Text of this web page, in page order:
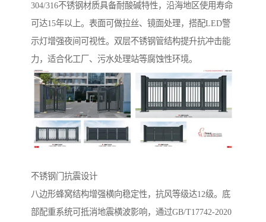
304/316不锈钢材质具备耐酸碱特性，沿海地区使用寿命
可达15年以上。表面可做拉丝、镜面处理，搭配LED警
示灯增强夜间可视性。双层不锈钢管结构提升抗冲击能
力，适合化工厂、污水处理站等腐蚀性环境。
不锈钢门抗震设计‌
八边形蜂窝结构增强横向稳定性，抗风等级达12级。底
部配重系统可抵消地震横波影响，通过GB/T17742-2020